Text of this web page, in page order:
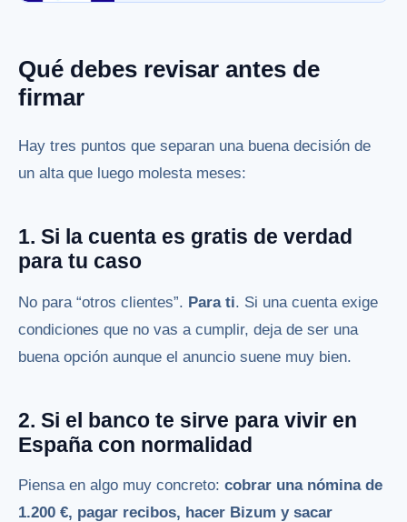
Qué debes revisar antes de
firmar
Hay tres puntos que separan una buena decisión de
un alta que luego molesta meses:
1. Si la cuenta es gratis de verdad
para tu caso
No para “otros clientes”. Para ti. Si una cuenta exige
condiciones que no vas a cumplir, deja de ser una
buena opción aunque el anuncio suene muy bien.
2. Si el banco te sirve para vivir en
España con normalidad
Piensa en algo muy concreto: cobrar una nómina de
1.200 €, pagar recibos, hacer Bizum y sacar